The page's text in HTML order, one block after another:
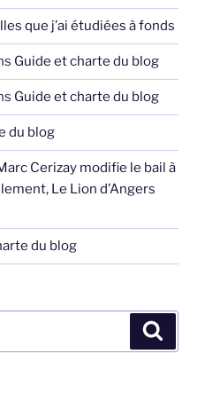
que j’ai étudiées à fonds
Guide et charte du blog
Guide et charte du blog
du blog
Cerizay modifie le bail à
Le Lion d’Angers
du blog